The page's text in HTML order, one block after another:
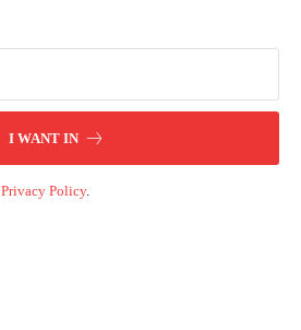
I WANT IN
Privacy Policy.